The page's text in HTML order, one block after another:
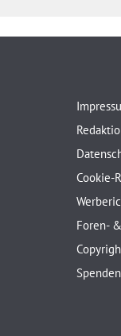
Cookie-
Foren-
Spenden